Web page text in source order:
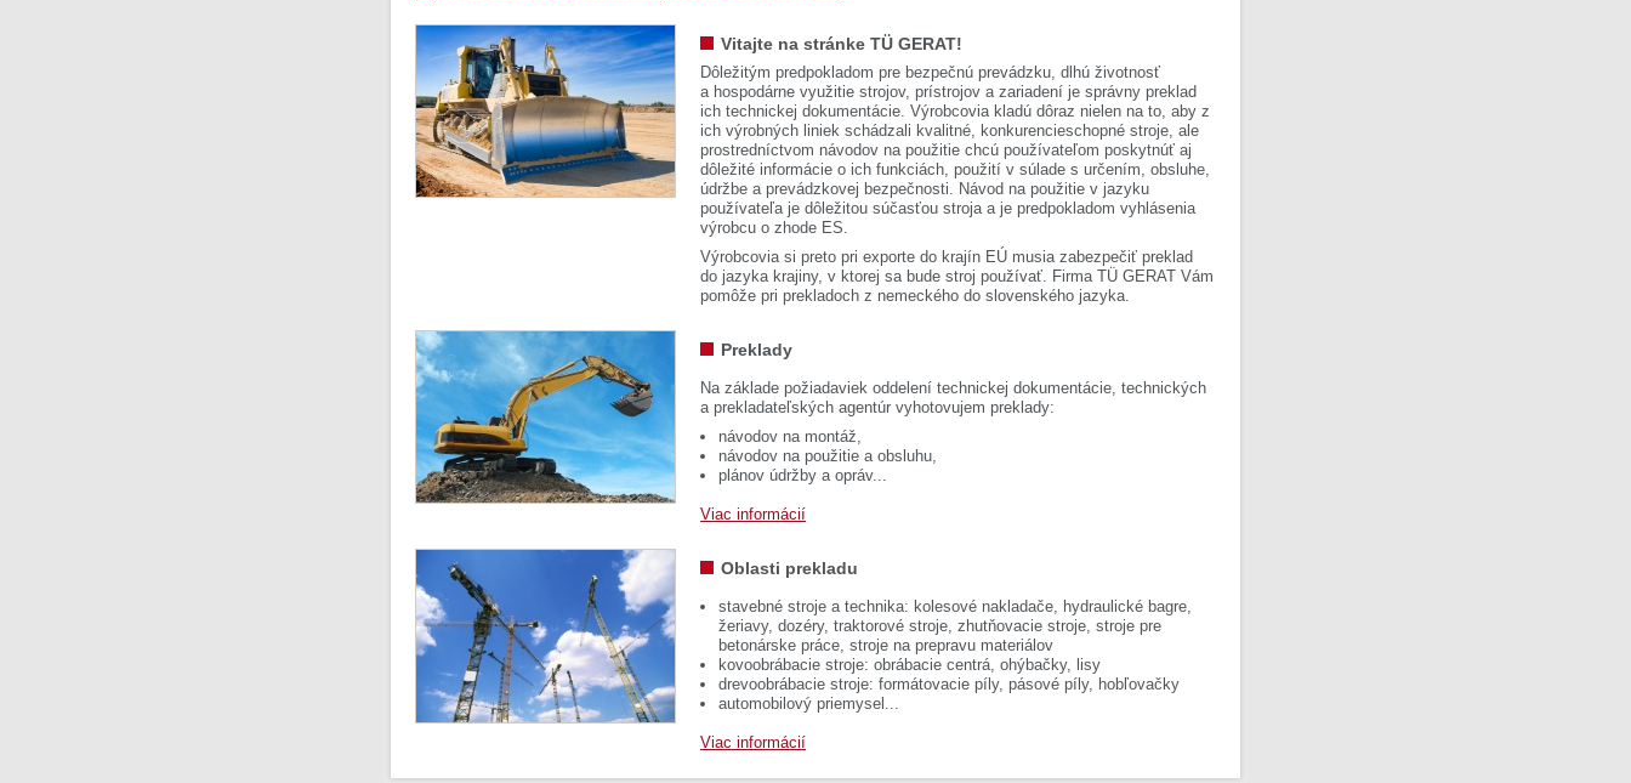
Vitajte na stránke TÜ GERAT!
Dôležitým predpokladom pre bezpečnú prevádzku, dlhú životnosť
a hospodárne využitie strojov, prístrojov a zariadení je správny preklad
ich technickej dokumentácie. Výrobcovia kladú dôraz nielen na to, aby z
ich výrobných liniek schádzali kvalitné, konkurencieschopné stroje, ale
prostredníctvom návodov na použitie chcú používateľom poskytnúť aj
dôležité informácie o ich funkciách, použití v súlade s určením, obsluhe,
údržbe a prevádzkovej bezpečnosti. Návod na použitie v jazyku
používateľa je dôležitou súčasťou stroja a je predpokladom vyhlásenia
výrobcu o zhode ES.
Výrobcovia si preto pri exporte do krajín EÚ musia zabezpečiť preklad
do jazyka krajiny, v ktorej sa bude stroj používať. Firma TÜ GERAT Vám
pomôže pri prekladoch z nemeckého do slovenského jazyka.
Preklady
Na základe požiadaviek oddelení technickej dokumentácie, technických
a prekladateľských agentúr vyhotovujem preklady:
návodov na montáž,
návodov na použitie a obsluhu,
plánov údržby a opráv...
Viac informácií
Oblasti prekladu
stavebné stroje a technika: kolesové nakladače, hydraulické bagre,
žeriavy, dozéry, traktorové stroje, zhutňovacie stroje, stroje pre
betonárske práce, stroje na prepravu materiálov
kovoobrábacie stroje: obrábacie centrá, ohýbačky, lisy
drevoobrábacie stroje: formátovacie píly, pásové píly, hobľovačky
automobilový priemysel...
Viac informácií